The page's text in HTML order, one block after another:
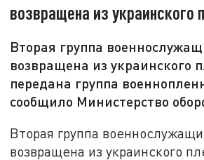
возвращена из украинского
Вторая группа
возвращена из украинского
передана группа
сообщило Министерство
Вторая группа
возвращена из украинского